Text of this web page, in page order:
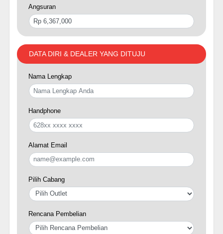
Angsuran
DATA DIRI & DEALER YANG DITUJU
Nama Lengkap
Handphone
Alamat Email
Pilih Cabang
Rencana Pembelian